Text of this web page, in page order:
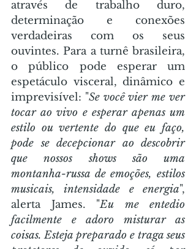
através de trabalho duro,
determinação e conexões
verdadeiras com os seus
ouvintes. Para a turnê brasileira,
o público pode esperar um
espetáculo visceral, dinâmico e
imprevisível: "Se você vier me ver
tocar ao vivo e esperar apenas um
estilo ou vertente do que eu faço,
pode se decepcionar ao descobrir
que nossos shows são uma
montanha-russa de emoções, estilos
musicais, intensidade e energia",
alerta James. "Eu me entedio
facilmente e adoro misturar as
coisas. Esteja preparado e traga seus